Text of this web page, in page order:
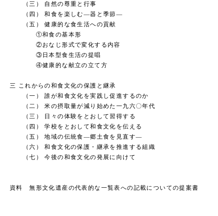
（三） 自然の尊重と行事
（四） 和食を楽しむ―器と季節―
（五） 健康的な食生活への貢献
①和食の基本形
②おなじ形式で変化する内容
③日本型食生活の提唱
④健康的な献立の立て方
三 これからの和食文化の保護と継承
（一） 誰が和食文化を実践し促進するのか
（二） 米の摂取量が減り始めた一九六〇年代
（三） 日々の体験をとおして習得する
（四） 学校をとおして和食文化を伝える
（五） 地域の伝統食―郷土食を見直す―
（六） 和食文化の保護・継承を推進する組織
（七） 今後の和食文化の発展に向けて
資料 無形文化遺産の代表的な一覧表への記載についての提案書